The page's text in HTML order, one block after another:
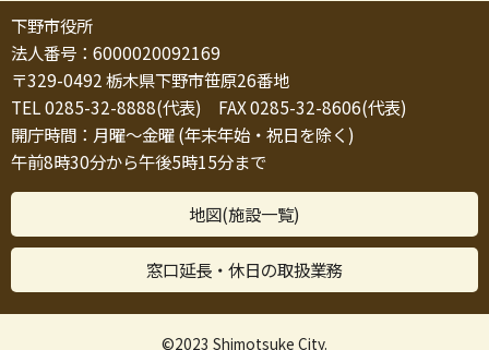
下野市役所
法人番号：6000020092169
〒329-0492 栃木県下野市笹原26番地
TEL 0285-32-8888(代表) FAX 0285-32-8606(代表)
開庁時間：月曜～金曜 (年末年始・祝日を除く)
午前8時30分から午後5時15分まで
地図(施設一覧)
窓口延長・休日の取扱業務
©2023 Shimotsuke City.